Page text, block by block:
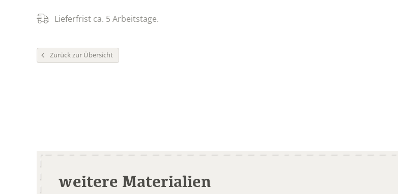
Lieferfrist ca. 5 Arbeitstage.
Zurück zur Übersicht
weitere Materialien